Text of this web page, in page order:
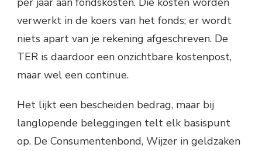
verwerkt in de koers van het fonds; er wordt
niets apart van je rekening afgeschreven. De
TER is daardoor een onzichtbare kostenpost,
maar wel een continue.
Het lijkt een bescheiden bedrag, maar bij
langlopende beleggingen telt elk basispunt
op. De Consumentenbond, Wijzer in geldzaken